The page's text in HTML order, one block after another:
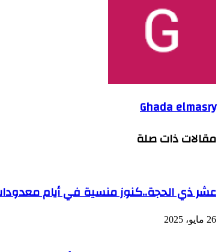
Ghada elmasry
مقالات ذات صلة
عشر ذي الحجة..كنوز منسية في أيام
26 مايو، 2025